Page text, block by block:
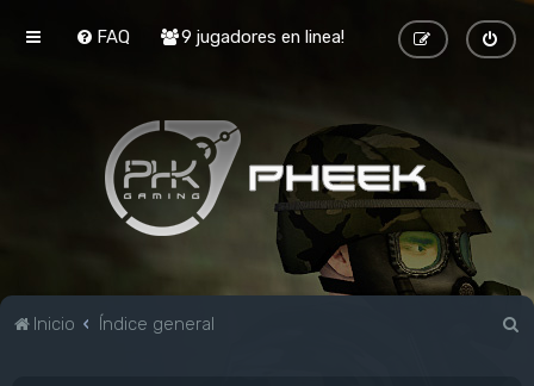
FAQ 9 jugadores en linea!
Inicio Índice general